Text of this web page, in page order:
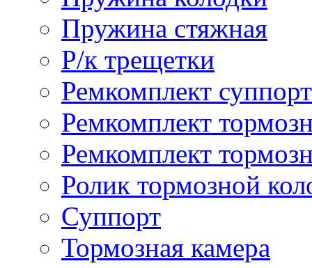
Пружина стяжная
Р/к трещетки
Ремкомплект
Ремкомплект
Ремкомплект
Ролик тормозной
Суппорт
Тормозная камера